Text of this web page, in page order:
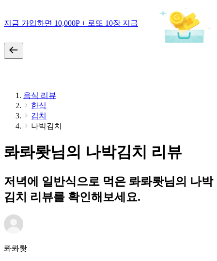
지금 가입하면 10,000P + 로또 10장 지급
음식 리뷰
한식
김치
나박김치
롸롸뢋님의 나박김치 리뷰
저녁에 일반식으로 먹은 롸롸뢋님의 나박
김치 리뷰를 확인해보세요.
롸롸뢋